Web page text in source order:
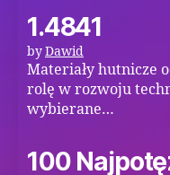
1.4841
byDawid
Materiały hutnicze
rolę w rozwoju
wybierane…
100